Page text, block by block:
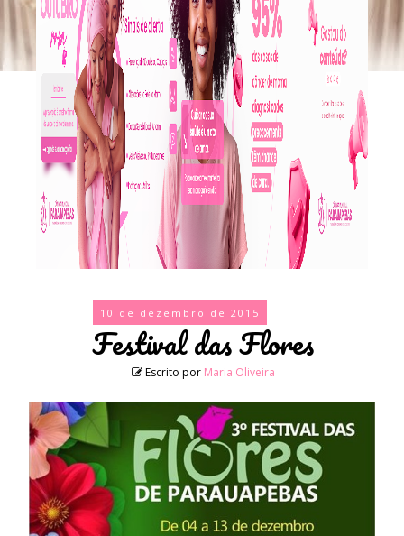
10 de dezembro de 2015
Festival das Flores
Escrito por Maria Oliveira